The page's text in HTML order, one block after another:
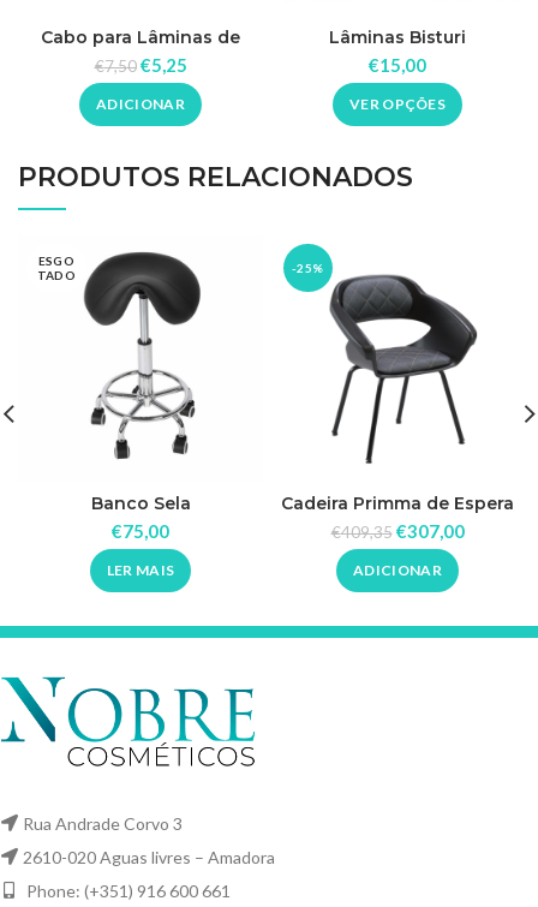
Cabo para Lâminas de
Bisturi Rickiparodi Inox
€7,50 €5,25
ADICIONAR
Lâminas Bisturi
€15,00
VER OPÇÕES
PRODUTOS RELACIONADOS
ESGO
TADO
Banco Sela
€75,00
LER MAIS
-25%
Cadeira Primma de Espera
Plus Dompel
€409,35 €307,00
ADICIONAR
Rua Andrade Corvo 3
2610-020 Aguas livres – Amadora
Phone: (+351) 916 600 661